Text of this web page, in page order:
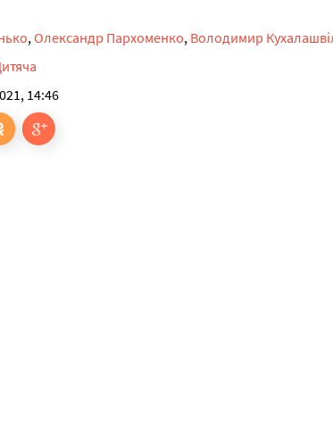
,Олександр Пархоменко, Володимир
14:46